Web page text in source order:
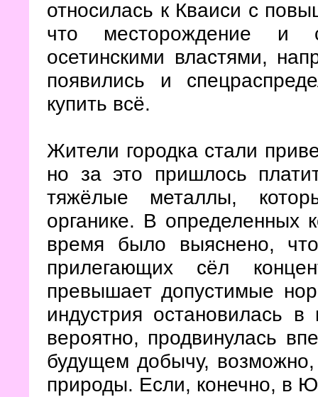
относилась к Кваиси с
что месторождение и
осетинскими властями,
появились и
купить всё.
Жители городка стали
но за это пришлось
тяжёлые металлы,
органике. В определенных
время было выяснено,
прилегающих сёл
превышает допустимые
индустрия остановилась
вероятно, продвинулась
будущем добычу,
природы. Если, конечно, в